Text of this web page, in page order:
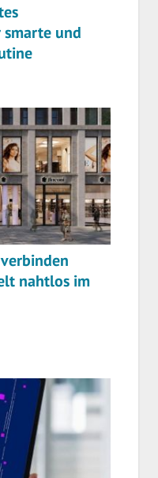
und
nahtlos im